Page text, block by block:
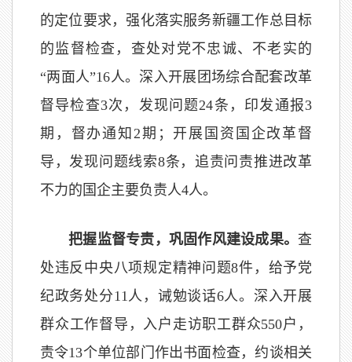
的定位要求，强化落实服务新疆工作总目标
的监督检查，查处对党不忠诚、不老实的
“两面人”16人。深入开展团场综合配套改革
督导检查3次，发现问题24条，印发通报3
期，督办通知2期；开展国资国企改革督
导，发现问题线索8条，追责问责推进改革
不力的国企主要负责人4人。
把握监督专责，巩固作风建设成果。 查
处违反中央八项规定精神问题8件，给予党
纪政务处分11人，诫勉谈话6人。深入开展
群众工作督导，入户走访职工群众550户，
责令13个单位部门作出书面检查，约谈相关